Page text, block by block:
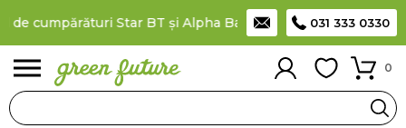
cumpărături Star BT și Alpha Bank Plătești în rateprin
031 333 0330
0